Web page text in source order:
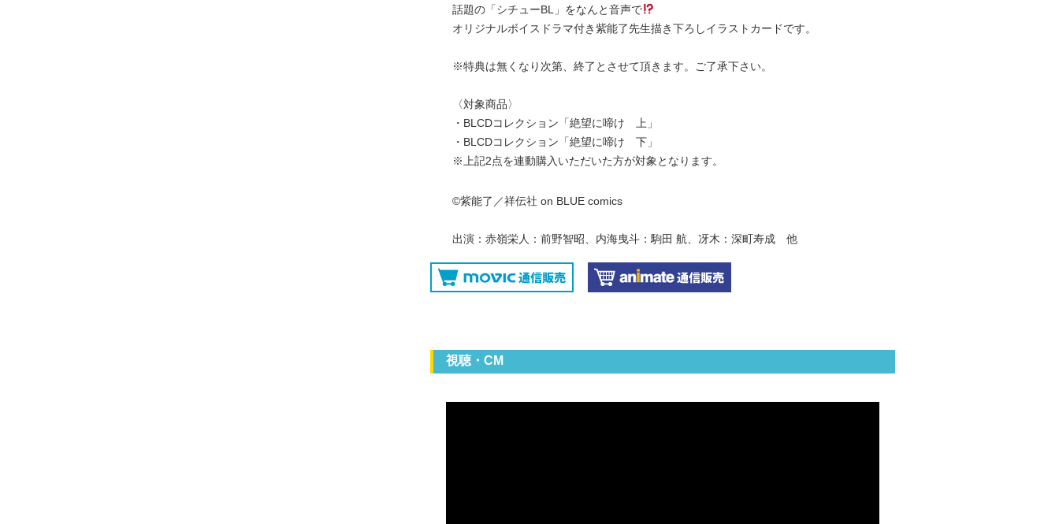
話題の「シチューBL」をなんと音声で
オリジナルボイスドラマ付き紫能了先生描き下ろしイラストカードです。
※特典は無くなり次第、終了とさせて頂きます。ご了承下さい。
〈対象商品〉
・BLCDコレクション「絶望に啼け 上」
・BLCDコレクション「絶望に啼け 下」
※上記2点を連動購入いただいた方が対象となります。
©紫能了／祥伝社 on BLUE comics
出演：赤嶺栄人：前野智昭、内海曳斗：駒田 航、冴木：深町寿成 他
視聴・CM